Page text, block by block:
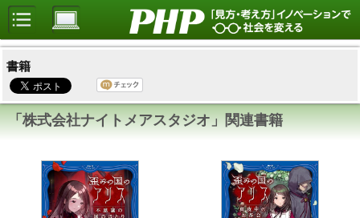
書籍
「株式会社ナイトメアスタジオ」関連書籍